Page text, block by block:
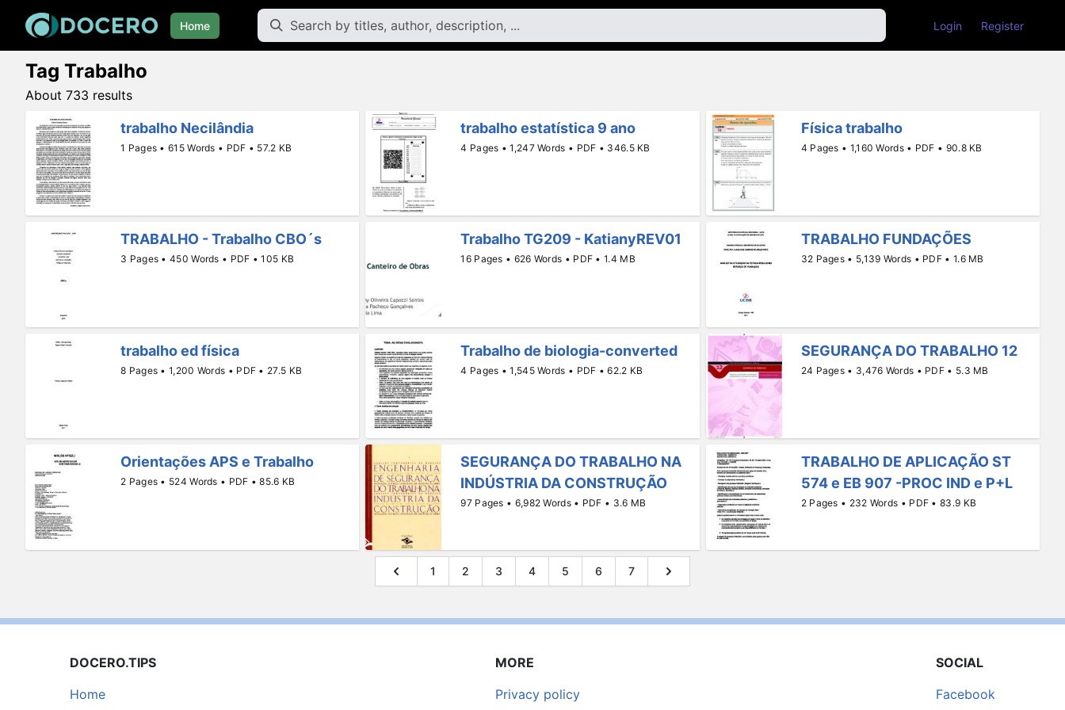
Home Login Register
Tag Trabalho
About 733 results
trabalho Necilândia
1 Pages • 615 Words • PDF • 57.2 KB
trabalho estatística 9 ano
4 Pages • 1,247 Words • PDF • 346.5 KB
Física trabalho
4 Pages • 1,160 Words • PDF • 90.8 KB
TRABALHO - Trabalho CBO´s
3 Pages • 450 Words • PDF • 105 KB
Trabalho TG209 - KatianyREV01
16 Pages • 626 Words • PDF • 1.4 MB
TRABALHO FUNDAÇÕES
32 Pages • 5,139 Words • PDF • 1.6 MB
trabalho ed física
8 Pages • 1,200 Words • PDF • 27.5 KB
Trabalho de biologia-converted
4 Pages • 1,545 Words • PDF • 62.2 KB
SEGURANÇA DO TRABALHO 12
24 Pages • 3,476 Words • PDF • 5.3 MB
Orientações APS e Trabalho
2 Pages • 524 Words • PDF • 85.6 KB
SEGURANÇA DO TRABALHO NA
INDÚSTRIA DA CONSTRUÇÃO
97 Pages • 6,982 Words • PDF • 3.6 MB
TRABALHO DE APLICAÇÃO ST
574 e EB 907 -PROC IND e P+L
2 Pages • 232 Words • PDF • 83.9 KB
1 2 3 4 5 6 7
DOCERO.TIPS
Home
MORE
Privacy policy
SOCIAL
Facebook